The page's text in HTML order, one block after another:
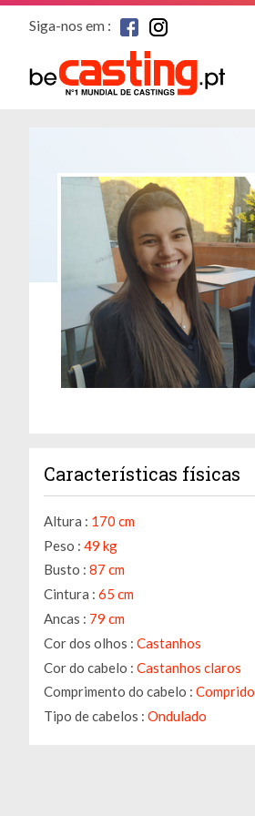
Siga-nos em :
Características físicas
Altura : 170 cm
Peso : 49 kg
Busto : 87 cm
Cintura : 65 cm
Ancas : 79 cm
Cor dos olhos : Castanhos
Cor do cabelo : Castanhos claros
Comprimento do cabelo : Comprido
Tipo de cabelos : Ondulado
de cookies